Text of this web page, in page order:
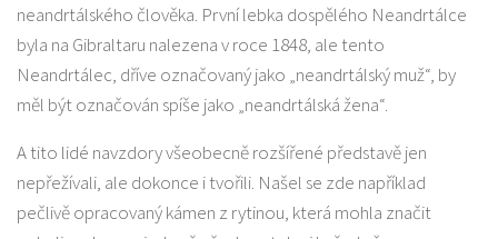
neandrtálského člověka. První lebka dospělého Neandrtálce
byla na Gibraltaru nalezena v roce 1848, ale tento
Neandrtálec, dříve označovaný jako „neandrtálský muž“, by
měl být označován spíše jako „neandrtálská žena“.
A tito lidé navzdory všeobecně rozšířené představě jen
nepřežívali, ale dokonce i tvořili. Našel se zde například
pečlivě opracovaný kámen z rytinou, která mohla značit